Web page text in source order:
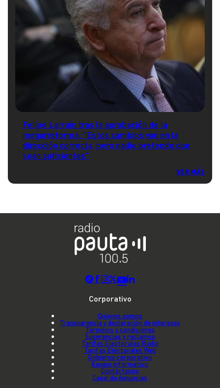
Felipe Larraín tras la aprobación de la
megarreforma: "Estos cambios van en la
dirección correcta, pero nadie pretende que
sean suficientes"
VER MÁS
Corporativo
Quienes somos
Transparencia y declaración de intereses
Términos y condiciones
Sugerencias y reclamos
Tarifas Electorales Radio
Tarifas Electorales Web
Gobierno corporativo
Equipo informativo
Contáctenos
Canal de denuncias